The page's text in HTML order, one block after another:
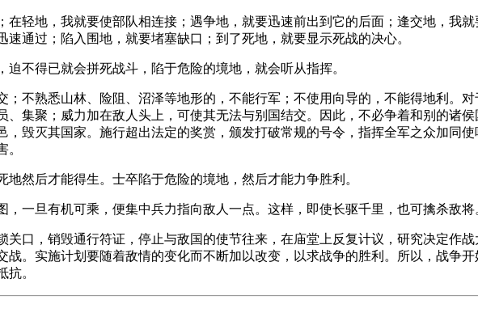
在轻地，我就要使部队相连接；遇争地，就要迅速前出到它的后面；逢交地，我
通过；陷入围地，就要堵塞缺口；到了死地，就要显示死战的决心。
不得已就会拼死战斗，陷于危险的境地，就会听从指挥。
；不熟悉山林、险阻、沼泽等地形的，不能行军；不使用向导的，不能得地利。
、集聚；威力加在敌人头上，可使其无法与别国结交。因此，不必争着和别的诸
，毁灭其国家。施行超出法定的奖赏，颁发打破常规的号令，指挥全军之众加同
。
然后才能得生。士卒陷于危险的境地，然后才能力争胜利。
，一旦有机可乘，便集中兵力指向敌人一点。这样，即使长驱千里，也可擒杀敌将
关口，销毁通行符证，停止与敌国的使节往来，在庙堂上反复计议，研究决定作
战。实施计划要随着敌情的变化而不断加以改变，以求战争的胜利。所以，战争
抗。